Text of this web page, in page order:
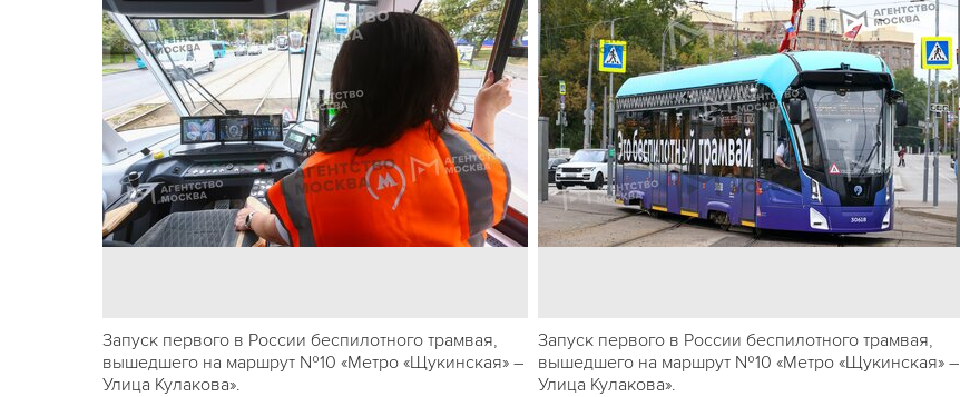
Запуск первого в России беспилотного трамвая,
вышедшего на маршрут №10 «Метро «Щукинская» –
Улица Кулакова».
Запуск первого в России беспилотного трамвая,
вышедшего на маршрут №10 «Метро «Щукинская» –
Улица Кулакова».